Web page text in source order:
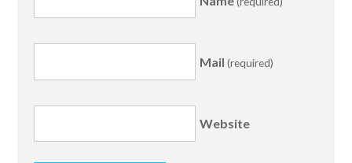
Mail (required)
Website